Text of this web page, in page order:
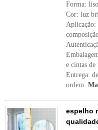
Forma:
Cor: luz
Aplicação:
e cintas de
Entrega:
ordem.
espelho